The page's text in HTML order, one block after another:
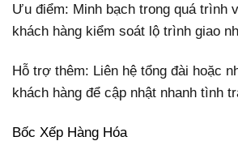
Ưu điểm: Minh bạch trong quá trình
khách hàng kiểm soát lộ trình giao
Hỗ trợ thêm: Liên hệ tổng đài hoặc
khách hàng để cập nhật nhanh tình
Bốc Xếp Hàng Hóa